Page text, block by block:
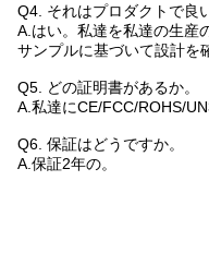
Q4. それはプロダクトで良
A.はい。私達を私達の生産
サンプルに基づいて設計を
Q5.
どの証明書があるか。
A.私達にCE/FCC/ROHS/
Q6. 保証はどうですか。
A.保証2年の。